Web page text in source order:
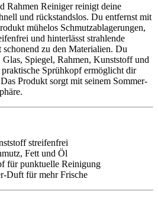
Rahmen Reiniger reinigt deine
und rückstandslos. Du entfernst mit
mühelos Schmutzablagerungen,
und hinterlässt strahlende
zu den Materialien. Du
Spiegel, Rahmen, Kunststoff und
Sprühkopf ermöglicht dir
Produkt sorgt mit seinem Sommer-
streifenfrei
Fett und Öl
für punktuelle Reinigung
Duft für mehr Frische